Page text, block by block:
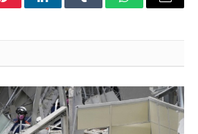
PinterestLinkedInTumblr WhatsAppEmail